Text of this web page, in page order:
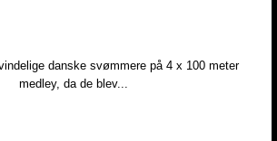
danske svømmere på 4 x 100 meter
medley, da de blev...